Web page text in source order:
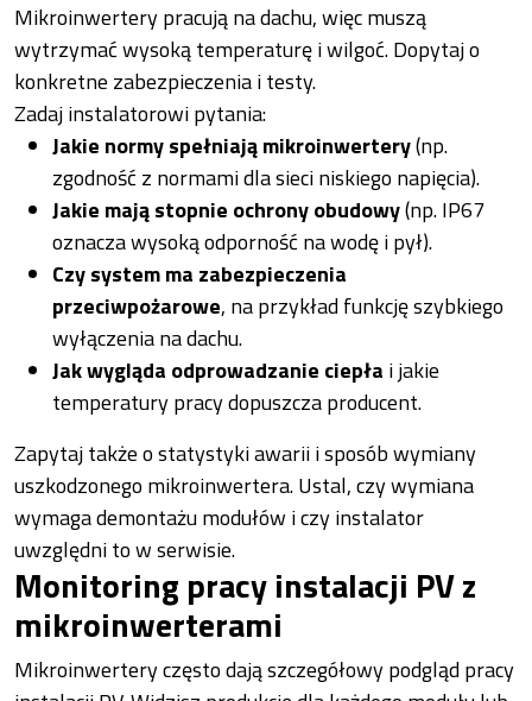
Mikroinwertery pracują na dachu, więc muszą
wytrzymać wysoką temperaturę i wilgoć. Dopytaj o
konkretne zabezpieczenia i testy.
Zadaj instalatorowi pytania:
Jakie normy spełniają mikroinwertery(np.
zgodność z normami dla sieci niskiego napięcia).
Jakie mają stopnie ochrony obudowy(np. IP67
oznacza wysoką odporność na wodę i pył).
Czy system ma zabezpieczenia
przeciwpożarowe, na przykład funkcję szybkiego
wyłączenia na dachu.
Jak wygląda odprowadzanie ciepła i jakie
temperatury pracy dopuszcza producent.
Zapytaj także o statystyki awarii i sposób wymiany
uszkodzonego mikroinwertera. Ustal, czy wymiana
wymaga demontażu modułów i czy instalator
uwzględni to w serwisie.
Monitoring pracy instalacji PV z
mikroinwerterami
Mikroinwertery często dają szczegółowy podgląd pracy